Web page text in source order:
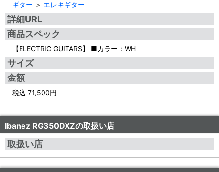
ギター ＞ エレキギター
詳細URL
商品スペック
【ELECTRIC GUITARS】 ■カラー：WH
サイズ
金額
税込 71,500円
Ibanez RG350DXZの取扱い店
取扱い店